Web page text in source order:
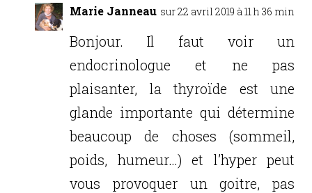
Marie Janneau sur 22 avril 2019 à 11 h 36 min
Bonjour. Il faut voir un
endocrinologue et ne pas
plaisanter, la thyroïde est une
glande importante qui détermine
beaucoup de choses (sommeil,
poids, humeur…) et l’hyper peut
vous provoquer un goitre, pas